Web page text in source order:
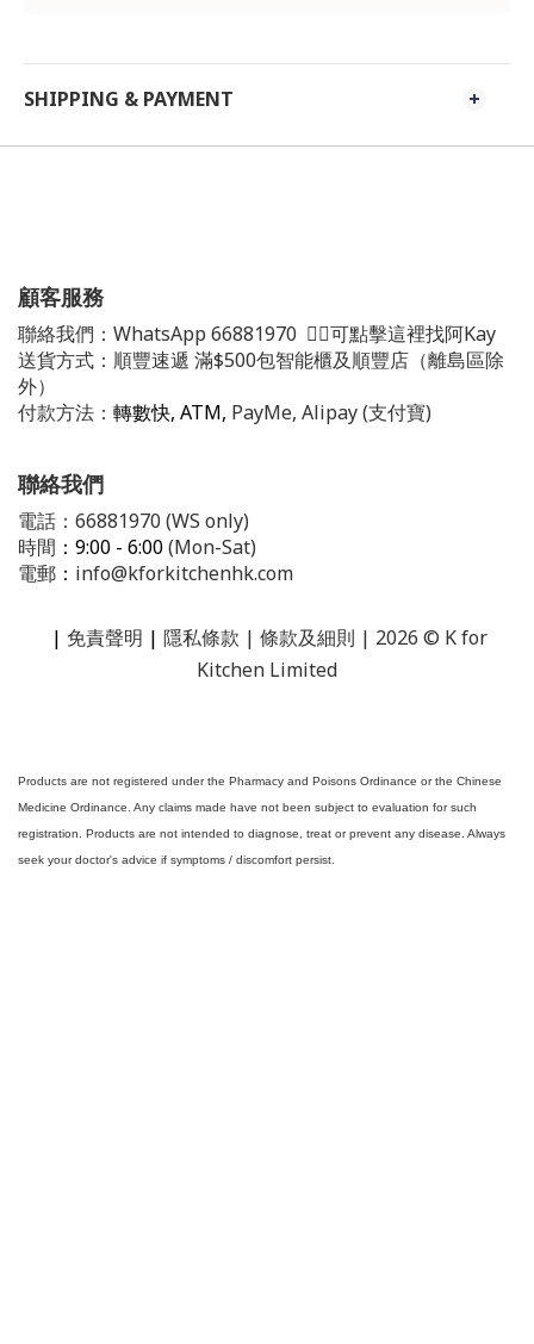
SHIPPING & PAYMENT
顧客服務
聯絡我們： WhatsApp 66881970 👈🏻可點擊這裡找阿Kay
送貨方式：順豐速遞 滿$500包智能櫃及順豐店（離島區除
外）
付款方法： 轉數快, ATM, PayMe, Alipay (支付寶)
聯絡我們
電話：66881970 (WS only)
時間 ：9:00 - 6:00(Mon-Sat)
電郵 ： info@kforkitchenhk.com
| 免責聲明 | 隱私條款 | 條款及細則 | 2026 © K for
Kitchen Limited
Products are not registered under the Pharmacy and Poisons Ordinance or the Chinese
Medicine Ordinance. Any claims made have not been subject to evaluation for such
registration. Products are not intended to diagnose, treat or prevent any disease. Always
seek your doctor's advice if symptoms / discomfort persist.